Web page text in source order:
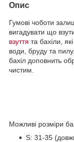
Опис
Гумові чоботи
вигадувати що
взуття та бахіли,
води, бруду та
бахіл доповнить
чистим.
Можливі розміри
S: 31-35